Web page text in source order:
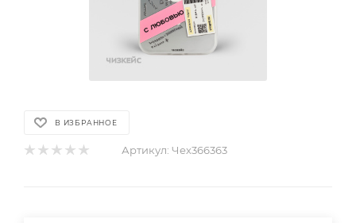
В ИЗБРАННОЕ
Артикул: Чех366363